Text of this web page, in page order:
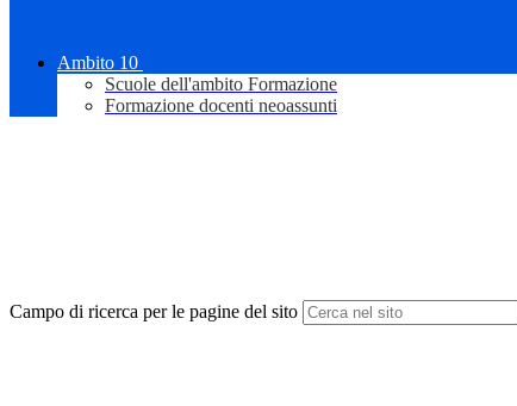
Ambito 10
Scuole dell'ambito Formazione
Formazione docenti neoassunti
Campo di ricerca per le pagine del sito